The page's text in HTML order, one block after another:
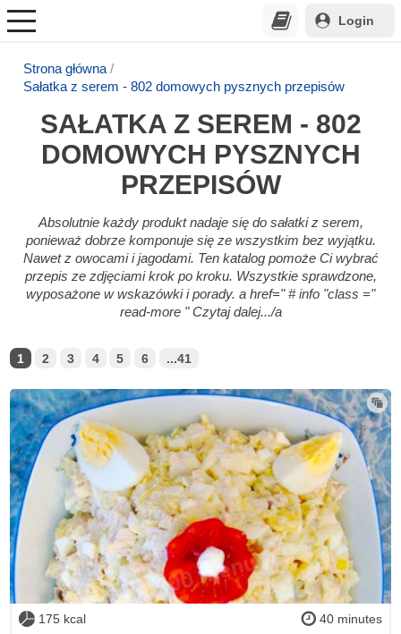
Login
Strona główna
Sałatka z serem - 802 domowych pysznych przepisów
SAŁATKA Z SEREM - 802
DOMOWYCH PYSZNYCH
PRZEPISÓW
Absolutnie każdy produkt nadaje się do sałatki z serem,
ponieważ dobrze komponuje się ze wszystkim bez wyjątku.
Nawet z owocami i jagodami. Ten katalog pomoże Ci wybrać
przepis ze zdjęciami krok po kroku. Wszystkie sprawdzone,
wyposażone w wskazówki i porady. a href=" # info "class ="
read-more " Czytaj dalej.../a
1 2 3 4 5 6 ...41
175 kcal 40 minutes